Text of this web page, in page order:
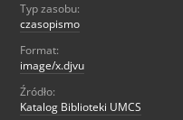
Typ zasobu:
czasopismo
Format:
image/x.djvu
Źródło:
Katalog Biblioteki UMCS